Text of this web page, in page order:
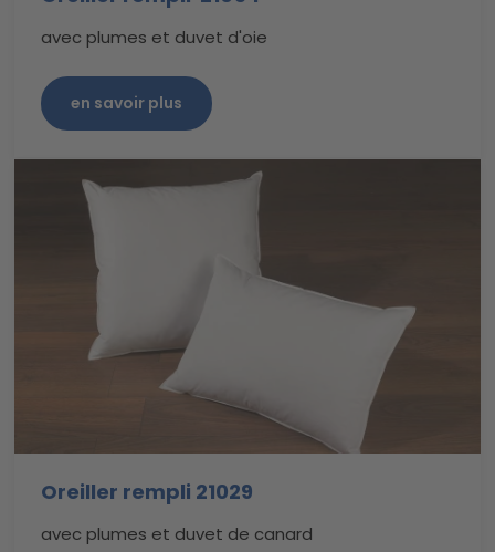
avec plumes et duvet d'oie
en savoir plus
Oreiller rempli 21029
avec plumes et duvet de canard